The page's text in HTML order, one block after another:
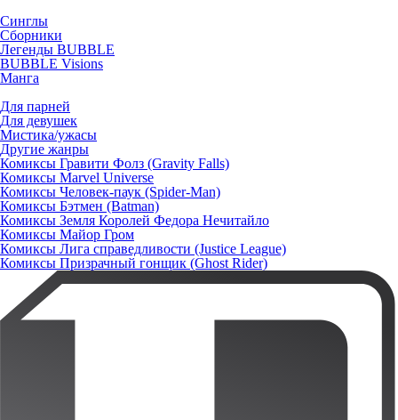
Синглы
Сборники
Легенды BUBBLE
BUBBLE Visions
Манга
Для парней
Для девушек
Мистика/ужасы
Другие жанры
Комиксы Гравити Фолз (Gravity Falls)
Комиксы Marvel Universe
Комиксы Человек-паук (Spider-Man)
Комиксы Бэтмен (Batman)
Комиксы Земля Королей Федора Нечитайло
Комиксы Майор Гром
Комиксы Лига справедливости (Justice League)
Комиксы Призрачный гонщик (Ghost Rider)